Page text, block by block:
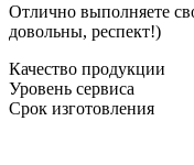
Отлично выполняете
довольны, респект!)
Качество продукции
Уровень сервиса
Срок изготовления